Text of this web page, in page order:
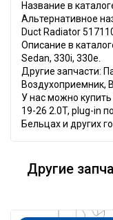
Название в
Альтернативное
Duct Radiator
Описание в
Sedan, 330i, 330e.
Другие запчасти:
Воздухоприемник,
У нас можно
19-26 2.0T, plug-in
Бельцах и других
Другие